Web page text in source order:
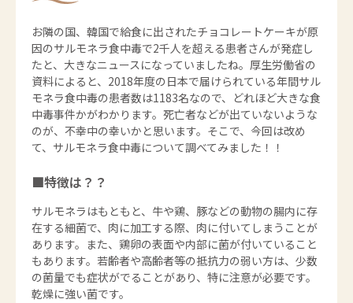
お隣の国、韓国で給食に出されたチョコレートケーキが原
因のサルモネラ食中毒で2千人を超える患者さんが発症し
たと、大きなニュースになっていましたね。厚生労働省の
資料によると、2018年度の日本で届けられている年間サル
モネラ食中毒の患者数は1183名なので、どれほど大きな食
中毒事件かがわかります。死亡者などが出ていないような
のが、不幸中の幸いかと思います。そこで、今回は改め
て、サルモネラ食中毒について調べてみました！！
■特徴は？？
サルモネラはもともと、牛や鶏、豚などの動物の腸内に存
在する細菌で、肉に加工する際、肉に付いてしまうことが
あります。また、鶏卵の表面や内部に菌が付いていること
もあります。若齢者や高齢者等の抵抗力の弱い方は、少数
の菌量でも症状がでることがあり、特に注意が必要です。
乾燥に強い菌です。